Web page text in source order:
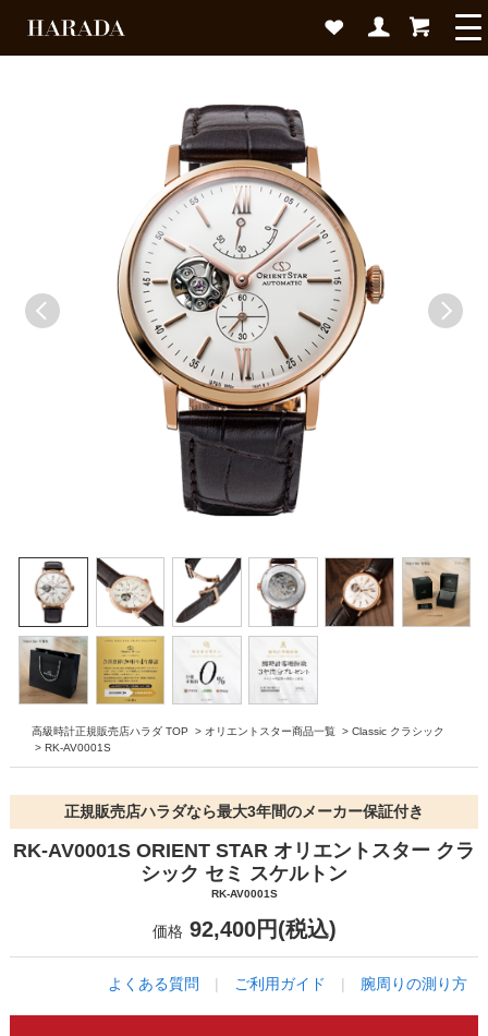
高級時計正規販売店ハラダ TOP > オリエントスター商品一覧 > Classic クラシック
> RK-AV0001S
正規販売店ハラダなら最大3年間のメーカー保証付き
RK-AV0001S ORIENT STAR オリエントスター クラ
シック セミ スケルトン
RK-AV0001S
価格92,400円(税込)
よくある質問 | ご利用ガイド | 腕周りの測り方